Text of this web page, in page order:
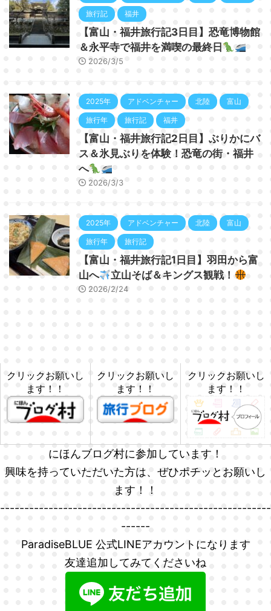
旅行記 福井
【富山・福井旅行記3日目】恐竜博物館
＆永平寺で福井を満喫の最終日
2026/3/5
2025年 アドベンチャー 北陸 富山
旅行年 旅行記 福井
【富山・福井旅行記2日目】ぶりかにバ
ス＆氷見ぶりを体験！恐竜の街・福井
へ
2026/3/3
2025年 アドベンチャー 北陸 富山
旅行年 旅行記
【富山・福井旅行記1日目】羽田から富
山へ
立山そば＆キングス観戦！
2026/2/24
クリックお願いし
ます！！
クリックお願いし
ます！！
クリックお願いし
ます！！
にほんブログ村に参加しています！
興味を持っていただいた方は、ぜひポチッとお願いし
ます！！
--------------------------------------------------------
------
ParadiseBLUE 公式LINEアカウントになります
友達追加してみてくださいね